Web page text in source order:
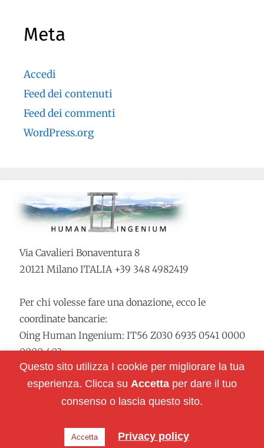
Meta
Accedi
Feed dei contenuti
Feed dei commenti
WordPress.org
Via Cavalieri Bonaventura 8
20121 Milano ITALIA +39 348 4982419
Per chi volesse fare una donazione, ecco le
coordinate bancarie:
Oing Human Ingenium: IT56 Z030 6935 0541 0000
0000 403
Restiamo in contatto:
Questo sito utilizza I cookie per migliorare la tua
esperienza. Clicca su Accetta per dare il tuo
consenso o lascia questo sito.
Accetta Privacy policy